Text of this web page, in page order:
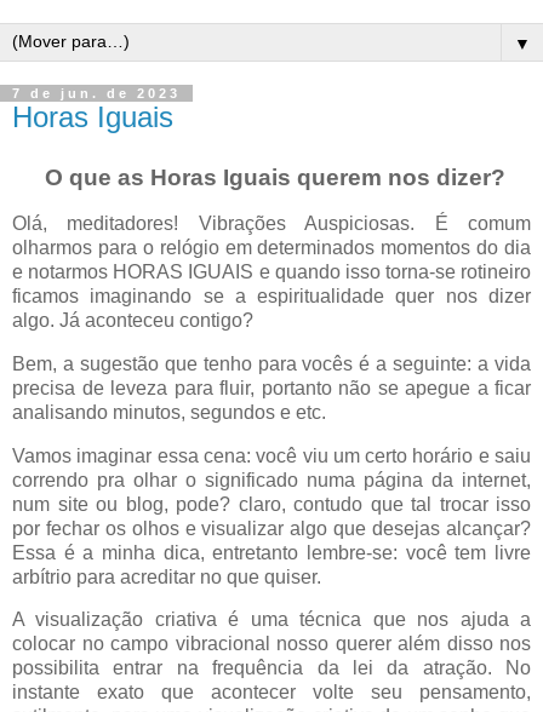
▼
7 de jun. de 2023
Horas Iguais
O que as Horas Iguais querem nos dizer?
Olá, meditadores! Vibrações Auspiciosas. É comum
olharmos para o relógio em determinados momentos do dia
e notarmos HORAS IGUAIS e quando isso torna-se rotineiro
ficamos imaginando se a espiritualidade quer nos dizer
algo. Já aconteceu contigo?
Bem, a sugestão que tenho para vocês é a seguinte: a vida
precisa de leveza para fluir, portanto não se apegue a ficar
analisando minutos, segundos e etc.
Vamos imaginar essa cena: você viu um certo horário e saiu
correndo pra olhar o significado numa página da internet,
num site ou blog, pode? claro, contudo que tal trocar isso
por fechar os olhos e visualizar algo que desejas alcançar?
Essa é a minha dica, entretanto lembre-se: você tem livre
arbítrio para acreditar no que quiser.
A visualização criativa é uma técnica que nos ajuda a
colocar no campo vibracional nosso querer além disso nos
possibilita entrar na frequência da lei da atração. No
instante exato que acontecer volte seu pensamento,